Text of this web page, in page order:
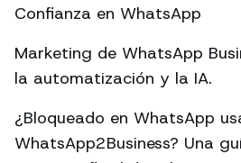
Confianza en WhatsApp
Marketing de WhatsApp
la automatización y la IA.
¿Bloqueado en WhatsApp
WhatsApp2Business? Una